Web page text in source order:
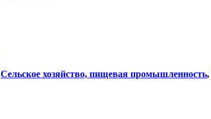
Сельское хозяйство, пищевая промышленность,